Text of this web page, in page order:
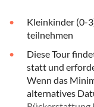
Kleinkinder (0-
teilnehmen
Diese Tour
statt und
Wenn das
alternatives